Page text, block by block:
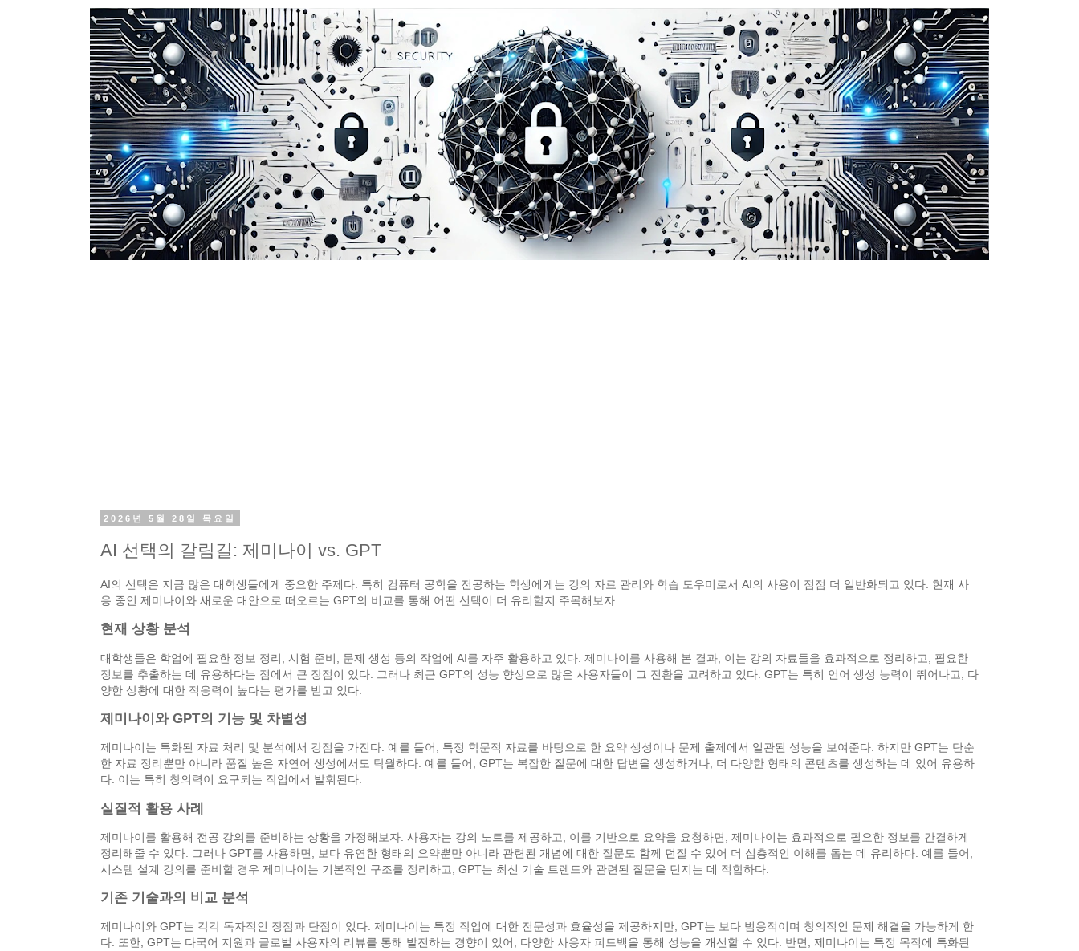
2026년 5월 28일 목요일
AI 선택의 갈림길: 제미나이 vs. GPT
AI의 선택은 지금 많은 대학생들에게 중요한 주제다. 특히 컴퓨터 공학을 전공하는 학생에게는 강의 자료 관리와 학습 도우미로서 AI의 사용이 점점 더 일반화되고 있다. 현재 사
용 중인 제미나이와 새로운 대안으로 떠오르는 GPT의 비교를 통해 어떤 선택이 더 유리할지 주목해보자.
현재 상황 분석
대학생들은 학업에 필요한 정보 정리, 시험 준비, 문제 생성 등의 작업에 AI를 자주 활용하고 있다. 제미나이를 사용해 본 결과, 이는 강의 자료들을 효과적으로 정리하고, 필요한
정보를 추출하는 데 유용하다는 점에서 큰 장점이 있다. 그러나 최근 GPT의 성능 향상으로 많은 사용자들이 그 전환을 고려하고 있다. GPT는 특히 언어 생성 능력이 뛰어나고, 다
양한 상황에 대한 적응력이 높다는 평가를 받고 있다.
제미나이와 GPT의 기능 및 차별성
제미나이는 특화된 자료 처리 및 분석에서 강점을 가진다. 예를 들어, 특정 학문적 자료를 바탕으로 한 요약 생성이나 문제 출제에서 일관된 성능을 보여준다. 하지만 GPT는 단순
한 자료 정리뿐만 아니라 품질 높은 자연어 생성에서도 탁월하다. 예를 들어, GPT는 복잡한 질문에 대한 답변을 생성하거나, 더 다양한 형태의 콘텐츠를 생성하는 데 있어 유용하
다. 이는 특히 창의력이 요구되는 작업에서 발휘된다.
실질적 활용 사례
제미나이를 활용해 전공 강의를 준비하는 상황을 가정해보자. 사용자는 강의 노트를 제공하고, 이를 기반으로 요약을 요청하면, 제미나이는 효과적으로 필요한 정보를 간결하게
정리해줄 수 있다. 그러나 GPT를 사용하면, 보다 유연한 형태의 요약뿐만 아니라 관련된 개념에 대한 질문도 함께 던질 수 있어 더 심층적인 이해를 돕는 데 유리하다. 예를 들어,
시스템 설계 강의를 준비할 경우 제미나이는 기본적인 구조를 정리하고, GPT는 최신 기술 트렌드와 관련된 질문을 던지는 데 적합하다.
기존 기술과의 비교 분석
제미나이와 GPT는 각각 독자적인 장점과 단점이 있다. 제미나이는 특정 작업에 대한 전문성과 효율성을 제공하지만, GPT는 보다 범용적이며 창의적인 문제 해결을 가능하게 한
다. 또한, GPT는 다국어 지원과 글로벌 사용자의 리뷰를 통해 발전하는 경향이 있어, 다양한 사용자 피드백을 통해 성능을 개선할 수 있다. 반면, 제미나이는 특정 목적에 특화된